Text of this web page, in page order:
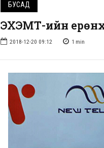
БУСАД
ЭХЭМҮТ-ийн
2018-12-20 09:12 1 min